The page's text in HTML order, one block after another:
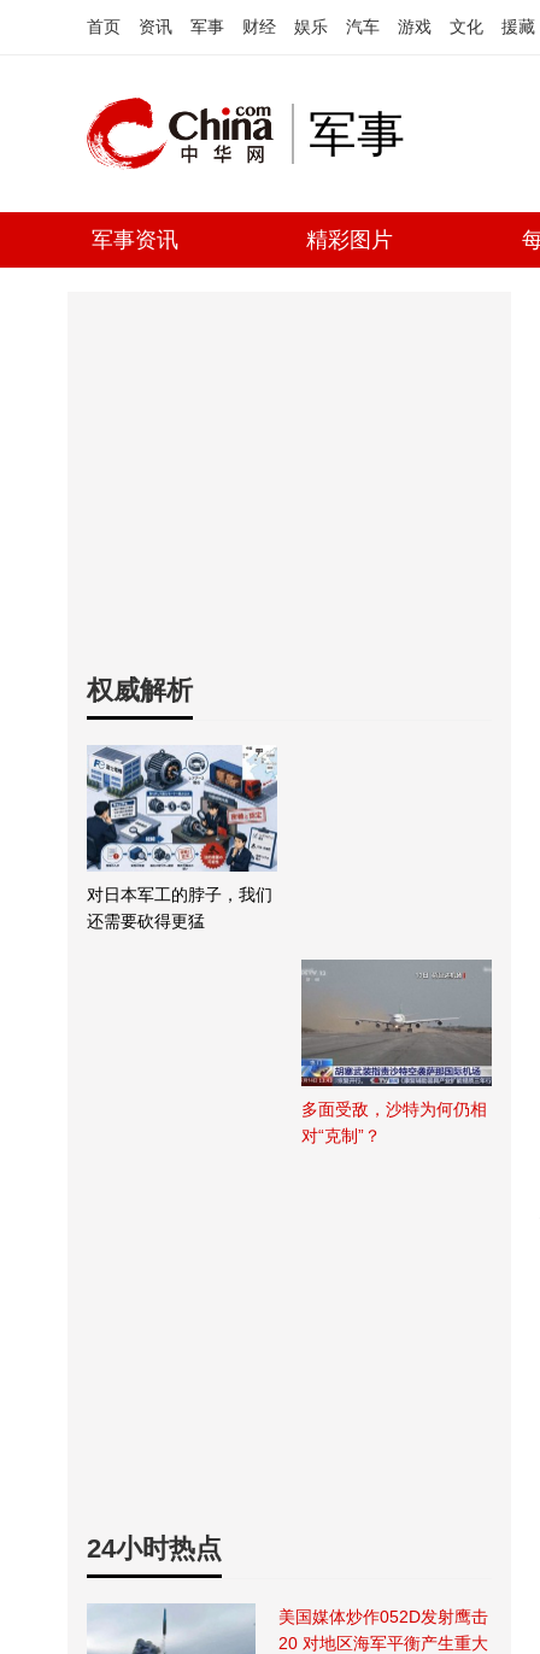
首页 资讯 军事 财经 娱乐 汽车 游戏 文化 援藏
军事
军事资讯 精彩图片
权威解析
对日本军工的脖子，我们
还需要砍得更猛
多面受敌，沙特为何仍相
对“克制”？
24小时热点
美国媒体炒作052D发射鹰击
20 对地区海军平衡产生重大